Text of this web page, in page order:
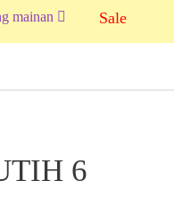
mainan Sale
6